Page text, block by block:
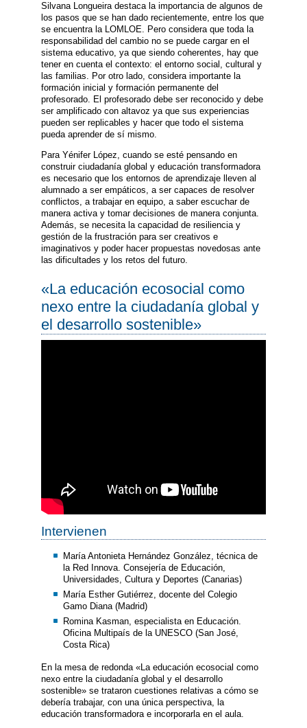
Silvana Longueira destaca la importancia de algunos de
los pasos que se han dado recientemente, entre los que
se encuentra la LOMLOE. Pero considera que toda la
responsabilidad del cambio no se puede cargar en el
sistema educativo, ya que siendo coherentes, hay que
tener en cuenta el contexto: el entorno social, cultural y
las familias. Por otro lado, considera importante la
formación inicial y formación permanente del
profesorado. El profesorado debe ser reconocido y debe
ser amplificado con altavoz ya que sus experiencias
pueden ser replicables y hacer que todo el sistema
pueda aprender de sí mismo.
Para Yénifer López, cuando se esté pensando en
construir ciudadanía global y educación transformadora
es necesario que los entornos de aprendizaje lleven al
alumnado a ser empáticos, a ser capaces de resolver
conflictos, a trabajar en equipo, a saber escuchar de
manera activa y tomar decisiones de manera conjunta.
Además, se necesita la capacidad de resiliencia y
gestión de la frustración para ser creativos e
imaginativos y poder hacer propuestas novedosas ante
las dificultades y los retos del futuro.
«La educación ecosocial como
nexo entre la ciudadanía global y
el desarrollo sostenible»
Intervienen
María Antonieta Hernández González, técnica de
la Red Innova. Consejería de Educación,
Universidades, Cultura y Deportes (Canarias)
María Esther Gutiérrez, docente del Colegio
Gamo Diana (Madrid)
Romina Kasman, especialista en Educación.
Oficina Multipaís de la UNESCO (San José,
Costa Rica)
En la mesa de redonda «La educación ecosocial como
nexo entre la ciudadanía global y el desarrollo
sostenible» se trataron cuestiones relativas a cómo se
debería trabajar, con una única perspectiva, la
educación transformadora e incorporarla en el aula.